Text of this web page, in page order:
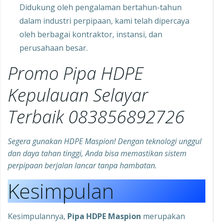
Didukung oleh pengalaman bertahun-tahun
dalam industri perpipaan, kami telah dipercaya
oleh berbagai kontraktor, instansi, dan
perusahaan besar.
Promo Pipa HDPE
Kepulauan Selayar
Terbaik 083856892726
Segera gunakan HDPE Maspion! Dengan teknologi unggul
dan daya tahan tinggi, Anda bisa memastikan sistem
perpipaan berjalan lancar tanpa hambatan.
Kesimpulan
Kesimpulannya, Pipa HDPE Maspion merupakan